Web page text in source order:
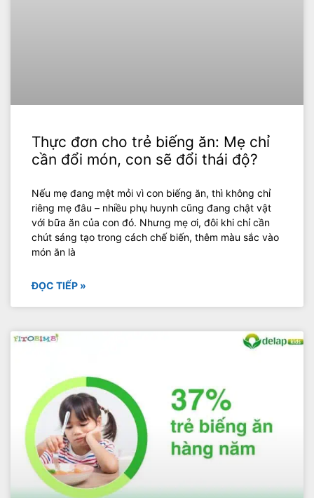
Thực đơn cho trẻ biếng ăn: Mẹ chỉ
cần đổi món, con sẽ đổi thái độ?
Nếu mẹ đang mệt mỏi vì con biếng ăn, thì không chỉ
riêng mẹ đâu – nhiều phụ huynh cũng đang chật vật
với bữa ăn của con đó. Nhưng mẹ ơi, đôi khi chỉ cần
chút sáng tạo trong cách chế biến, thêm màu sắc vào
món ăn là
ĐỌC TIẾP »